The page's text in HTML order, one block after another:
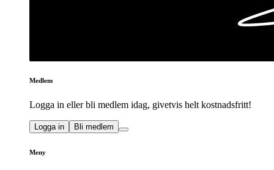
Medlem
Logga in eller bli medlem idag, givetvis helt kostnadsfritt!
Logga in Bli medlem
Meny